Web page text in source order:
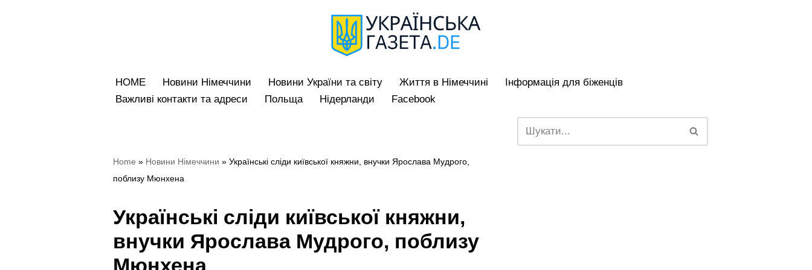
HOME
Новини Німеччини Hовини України та світу Життя в Німеччині
Iнформація для біженців
Bажливі контакти та адреси
Польща Нідерланди Facebook
Home » Новини Німеччини » Українські сліди київської княжни, внучки Ярослава Мудрого,
поблизу Мюнхена
Українські сліди київської княжни,
внучки Ярослава Мудрого, поблизу
Мюнхена